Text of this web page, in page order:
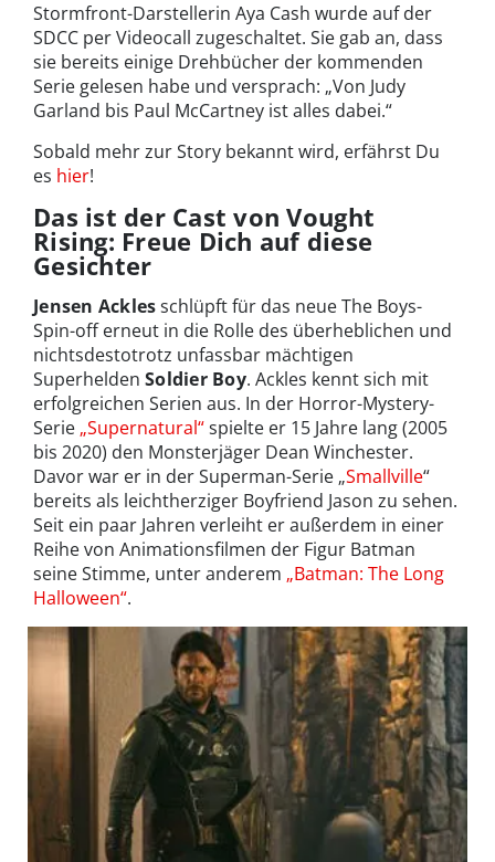
Stormfront-Darstellerin Aya Cash wurde auf der
SDCC per Videocall zugeschaltet. Sie gab an, dass
sie bereits einige Drehbücher der kommenden
Serie gelesen habe und versprach: „Von Judy
Garland bis Paul McCartney ist alles dabei.“
Sobald mehr zur Story bekannt wird, erfährst Du
es hier!
Das ist der Cast von Vought
Rising: Freue Dich auf diese
Gesichter
Jensen Acklesschlüpft für das neue The Boys-
Spin-off erneut in die Rolle des überheblichen und
nichtsdestotrotz unfassbar mächtigen
Superhelden Soldier Boy. Ackles kennt sich mit
erfolgreichen Serien aus. In der Horror-Mystery-
Serie „Supernatural“spielte er 15 Jahre lang (2005
bis 2020) den Monsterjäger Dean Winchester.
Davor war er in der Superman-Serie „Smallville“
bereits als leichtherziger Boyfriend Jason zu sehen.
Seit ein paar Jahren verleiht er außerdem in einer
Reihe von Animationsfilmen der Figur Batman
seine Stimme, unter anderem „Batman: The Long
Halloween“.